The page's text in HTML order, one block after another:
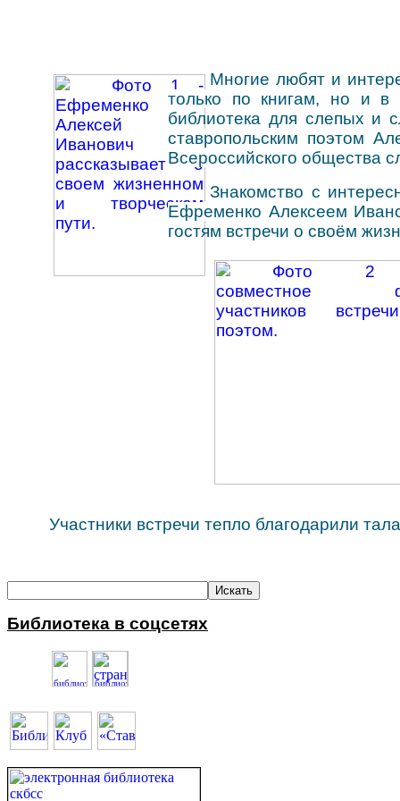
Многие любят и
только по книгам, но и в
библиотека для слепых и
ставропольским поэтом
Всероссийского общества
Знакомство с
Ефременко Алексеем
гостям встречи о своём
Участники встречи тепло благодарили
Библиотека в соцсетях